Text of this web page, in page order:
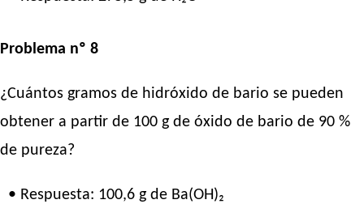
Problema nº 8
¿Cuántos gramos de hidróxido de bario se pueden
obtener a partir de 100 g de óxido de bario de 90 %
de pureza?
• Respuesta: 100,6 g de Ba(OH)₂